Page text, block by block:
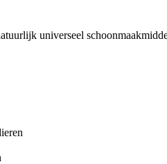
universeel